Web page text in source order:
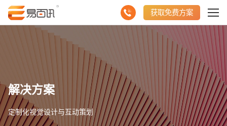
获取免费方案
解决方案
定制化视觉设计与互动策划